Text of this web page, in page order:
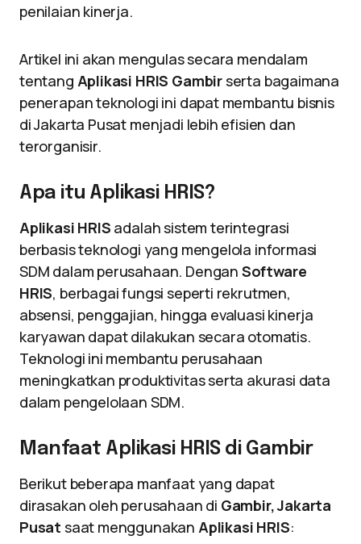
penilaian kinerja.
Artikel ini akan mengulas secara mendalam
tentang Aplikasi HRIS Gambirserta bagaimana
penerapan teknologi ini dapat membantu bisnis
di Jakarta Pusat menjadi lebih efisien dan
terorganisir.
Apa itu Aplikasi HRIS?
Aplikasi HRIS adalah sistem terintegrasi
berbasis teknologi yang mengelola informasi
SDM dalam perusahaan. Dengan Software
HRIS, berbagai fungsi seperti rekrutmen,
absensi, penggajian, hingga evaluasi kinerja
karyawan dapat dilakukan secara otomatis.
Teknologi ini membantu perusahaan
meningkatkan produktivitas serta akurasi data
dalam pengelolaan SDM.
Manfaat Aplikasi HRIS di Gambir
Berikut beberapa manfaat yang dapat
dirasakan oleh perusahaan di Gambir, Jakarta
Pusat saat menggunakan Aplikasi HRIS: